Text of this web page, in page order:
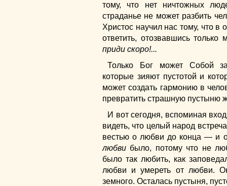
тому, что нет ничтожных
страданье не может разбить
Христос научил нас тому, что в
ответить, отозвавшись
приди скоро!...
Только Бог может Собой
которые зияют пустотой и
может создать гармонию в
превратить страшную пустыню
И вот сегодня, вспоминая
видеть, что целый народ
вестью о любви до конца — и
любви было, потому что не
было так любить, как
любви и умереть от любви.
земного. Осталась пустыня,